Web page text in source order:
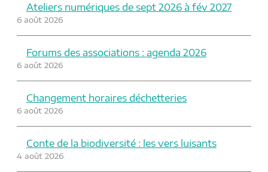
Ateliers numériques de sept 2026 à fév 2027
6 août 2026
Forums des associations : agenda 2026
6 août 2026
Changement horaires déchetteries
6 août 2026
Conte de la biodiversité : les vers luisants
4 août 2026